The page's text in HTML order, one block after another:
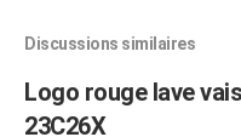
Discussions similaires
Logo rouge lave
23C26X